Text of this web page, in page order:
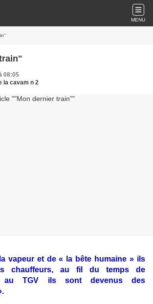
MENU
08:05
la cavam n 2
la vapeur et de « la bête humaine » ils
chauffeurs, au fil du temps de
au TGV ils sont devenus des